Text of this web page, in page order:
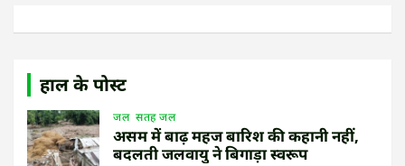
हाल के पोस्ट
जल सतह जल
असम में बाढ़ महज बारिश की कहानी नहीं,
बदलती जलवायु ने बिगाड़ा स्वरूप